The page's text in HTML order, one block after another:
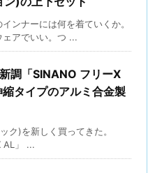
ンナーには何を着ていくか。
アでいい。つ ...
調「SINANO フリーX
タイプのアルミ合金製
ク)を新しく買ってきた。
AL」 ...